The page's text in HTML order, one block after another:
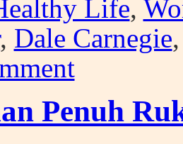
Life,
, Dale Carnegie
Penuh